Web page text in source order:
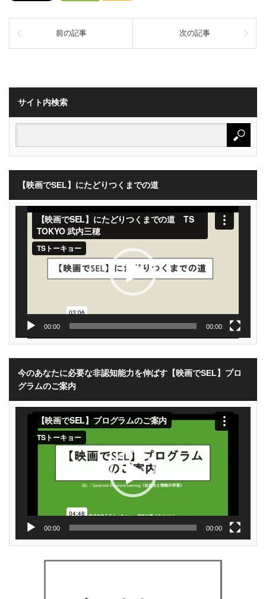
前の記事 次の記事
サイト内検索
【映画でSEL】にたどりつくまでの道
動
00:00 00:00
今のあなたに必要な非認知能力を伸ばす【映画でSEL】プロ
グラムのご案内
00:00 00:00